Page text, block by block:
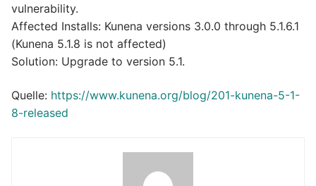
vulnerability.
Affected Installs: Kunena versions 3.0.0 through 5.1.6.1
(Kunena 5.1.8 is not affected)
Solution: Upgrade to version 5.1.
Quelle: https://www.kunena.org/blog/201-kunena-5-1-
8-released